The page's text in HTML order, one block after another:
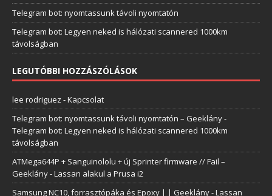
Telegram bot: nyomtassunk távoli nyomtatón
Telegram bot: Legyen neked is hálózati scannered 1000km
távolságban
LEGUTÓBBI HOZZÁSZÓLÁSOK
lee rodriguez -Kapcsolat
Telegram bot: nyomtassunk távoli nyomtatón – Geeklány-
Telegram bot: Legyen neked is hálózati scannered 1000km
távolságban
ATMega644P + Sanguinololu + új Sprinter firmware // Fail –
Geeklány-Lassan alakul a Prusa i2
Samsung NC10, forrasztópáka és Epoxy | | Geeklány-Lassan